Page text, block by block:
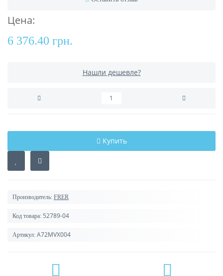
Цена:
6 376.40 грн.
Нашли дешевле?
Купить
Производитель: FRER
Код товара: 52789-04
Артикул: A72MVX004